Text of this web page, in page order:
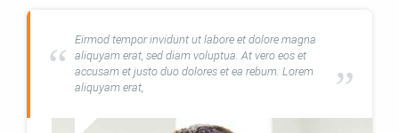
Eirmod tempor invidunt ut labore et dolore magna
aliquyam erat, sed diam voluptua. At vero eos et
accusam et justo duo dolores et ea rebum. Lorem
aliquyam erat,